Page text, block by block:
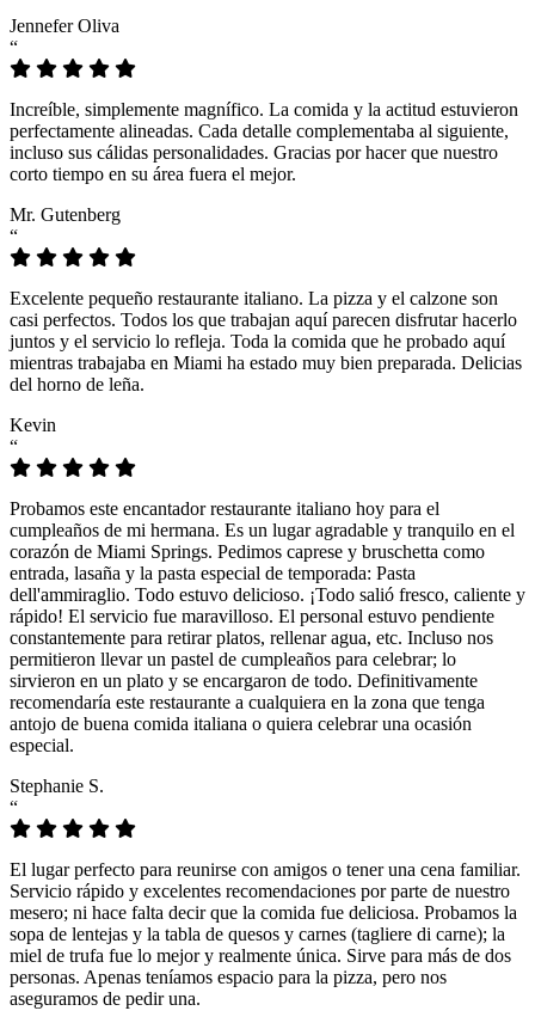
Jennefer Oliva
“
Increíble, simplemente magnífico. La comida y la actitud estuvieron
perfectamente alineadas. Cada detalle complementaba al siguiente,
incluso sus cálidas personalidades. Gracias por hacer que nuestro
corto tiempo en su área fuera el mejor.
Mr. Gutenberg
“
Excelente pequeño restaurante italiano. La pizza y el calzone son
casi perfectos. Todos los que trabajan aquí parecen disfrutar hacerlo
juntos y el servicio lo refleja. Toda la comida que he probado aquí
mientras trabajaba en Miami ha estado muy bien preparada. Delicias
del horno de leña.
Kevin
“
Probamos este encantador restaurante italiano hoy para el
cumpleaños de mi hermana. Es un lugar agradable y tranquilo en el
corazón de Miami Springs. Pedimos caprese y bruschetta como
entrada, lasaña y la pasta especial de temporada: Pasta
dell'ammiraglio. Todo estuvo delicioso. ¡Todo salió fresco, caliente y
rápido! El servicio fue maravilloso. El personal estuvo pendiente
constantemente para retirar platos, rellenar agua, etc. Incluso nos
permitieron llevar un pastel de cumpleaños para celebrar; lo
sirvieron en un plato y se encargaron de todo. Definitivamente
recomendaría este restaurante a cualquiera en la zona que tenga
antojo de buena comida italiana o quiera celebrar una ocasión
especial.
Stephanie S.
“
El lugar perfecto para reunirse con amigos o tener una cena familiar.
Servicio rápido y excelentes recomendaciones por parte de nuestro
mesero; ni hace falta decir que la comida fue deliciosa. Probamos la
sopa de lentejas y la tabla de quesos y carnes (tagliere di carne); la
miel de trufa fue lo mejor y realmente única. Sirve para más de dos
personas. Apenas teníamos espacio para la pizza, pero nos
aseguramos de pedir una.